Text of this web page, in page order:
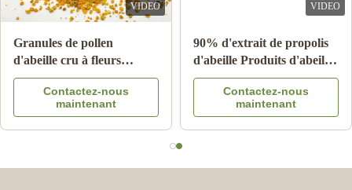
VIDEO
Granules de pollen
d'abeille cru à fleurs
multiples 25 kg Carton
complément alimentaire
Contactez-nous
maintenant
VIDEO
90% d'extrait de propolis
d'abeille Produits d'abeille
pour les soins de santé de
l'étoile d'abeille
Contactez-nous
maintenant